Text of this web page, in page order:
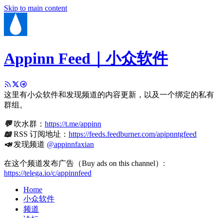
Skip to main content
Appinn Feed｜小众软件
这里有小众软件和发现频道的内容更新，以及一个绑定的私有
群组。
💬吹水群： https://t.me/appinn
📖RSS 订阅地址： https://feeds.feedburner.com/apipnntgfeed
📣发现频道 @appinnfaxian
在这个频道发布广告（Buy ads on this channel）:
https://telega.io/c/appinnfeed
Home
小众软件
频道